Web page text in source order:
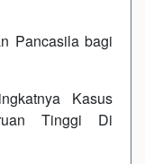
Pancasila bagi
Kasus
Tinggi Di